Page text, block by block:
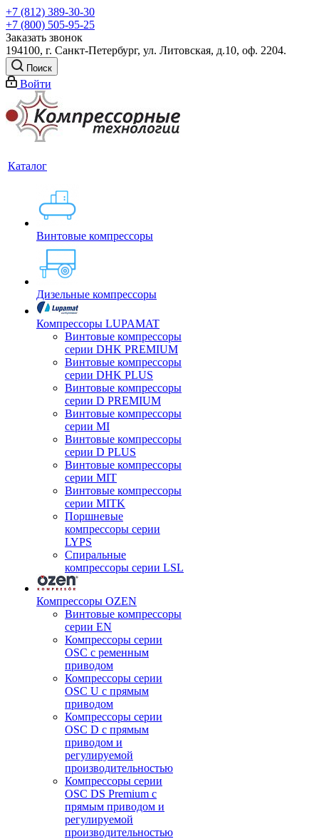
+7 (812) 389-30-30
+7 (800) 505-95-25
Заказать звонок
194100, г. Санкт-Петербург, ул. Литовская, д.10, оф. 2204.
Поиск
Войти
Каталог
Винтовые компрессоры
Дизельные компрессоры
Компрессоры LUPAMAT
Винтовые компрессоры
серии DHK PREMIUM
Винтовые компрессоры
серии DHK PLUS
Винтовые компрессоры
серии D PREMIUM
Винтовые компрессоры
серии MI
Винтовые компрессоры
серии D PLUS
Винтовые компрессоры
серии MIT
Винтовые компрессоры
серии MITK
Поршневые
компрессоры серии
LYPS
Спиральные
компрессоры серии LSL
Компрессоры OZEN
Винтовые компрессоры
серии EN
Компрессоры серии
OSC с ременным
приводом
Компрессоры серии
OSC U с прямым
приводом
Компрессоры серии
OSC D с прямым
приводом и
регулируемой
производительностью
Компрессоры серии
OSC DS Premium с
прямым приводом и
регулируемой
производительностью